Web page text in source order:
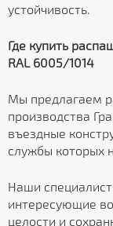
устойчивость.
Где купить
RAL 6005/1014
Мы предлагаем
производства
въездные
службы которых
Наши
интересующие
целости и